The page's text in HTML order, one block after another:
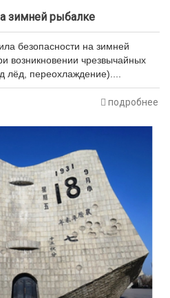
зимней рыбалке
безопасности на зимней
возникновении чрезвычайных
лёд, переохлаждение)....
подробнее